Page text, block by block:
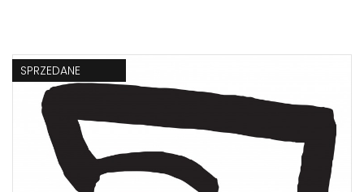
SPRZEDANE